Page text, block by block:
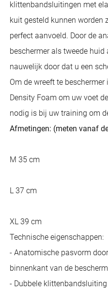
klittenbandsluitingen met
kuit gesteld kunnen worden
perfect aanvoeld. Door de
beschermer als tweede huid
nauwelijk door dat u een
Om de wreeft te
Density Foam om uw voet
nodig is bij uw training om
Afmetingen: (meten vanaf
M 35 cm
L 37 cm
XL 39 cm
Technische eigenschappen:
- Anatomische pasvorm
binnenkant van de
- Dubbele